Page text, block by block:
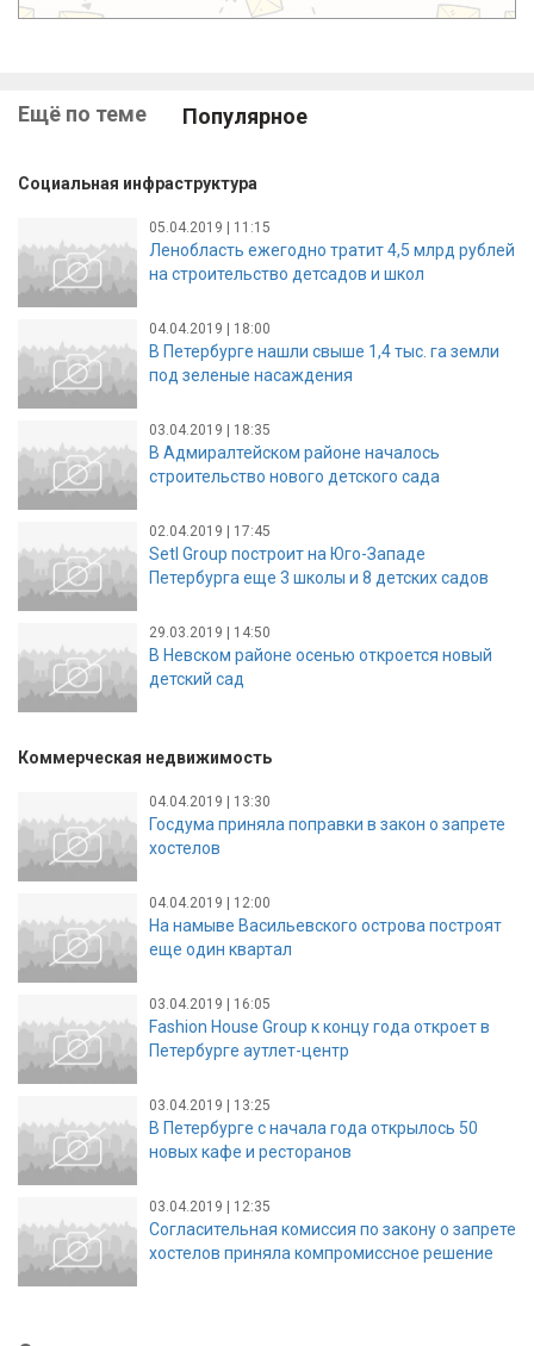
Ещё по теме Популярное
Социальная инфраструктура
05.04.2019 | 11:15
Ленобласть ежегодно тратит 4,5 млрд рублей
на строительство детсадов и школ
04.04.2019 | 18:00
В Петербурге нашли свыше 1,4 тыс. га земли
под зеленые насаждения
03.04.2019 | 18:35
В Адмиралтейском районе началось
строительство нового детского сада
02.04.2019 | 17:45
Setl Group построит на Юго-Западе
Петербурга еще 3 школы и 8 детских садов
29.03.2019 | 14:50
В Невском районе осенью откроется новый
детский сад
Коммерческая недвижимость
04.04.2019 | 13:30
Госдума приняла поправки в закон о запрете
хостелов
04.04.2019 | 12:00
На намыве Васильевского острова построят
еще один квартал
03.04.2019 | 16:05
Fashion House Group к концу года откроет в
Петербурге аутлет-центр
03.04.2019 | 13:25
В Петербурге с начала года открылось 50
новых кафе и ресторанов
03.04.2019 | 12:35
Согласительная комиссия по закону о запрете
хостелов приняла компромиссное решение